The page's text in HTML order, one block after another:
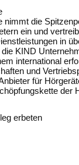
nimmt die
ein und
in
KIND
international
und
für
der
erbeten